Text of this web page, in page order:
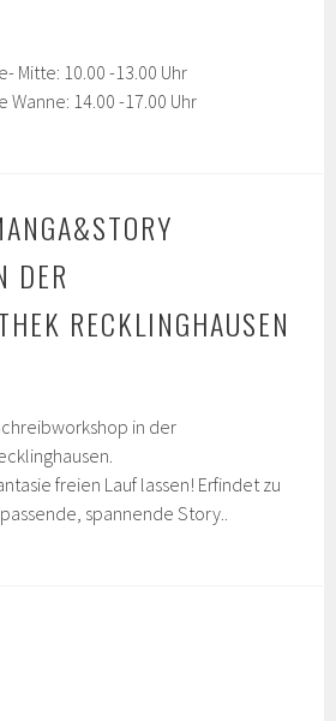
Mitte: 10.00 -13.00 Uhr
14.00 -17.00 Uhr
DER
RECKLINGHAUSEN
in der
freien Lauf lassen! Erfindet zu
spannende Story..